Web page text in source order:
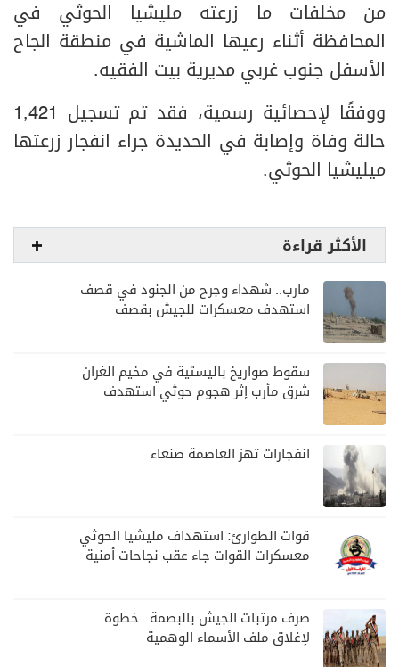
من مخلفات ما زرعته مليشيا الحوثي في
المحافظة أثناء رعيها الماشية في منطقة الجاح
الأسفل جنوب غربي مديرية بيت الفقيه.
ووفقًا لإحصائية رسمية، فقد تم تسجيل 1,421
حالة وفاة وإصابة في الحديدة جراء انفجار زرعتها
ميليشيا الحوثي.
الأكثر قراءة
مارب.. شهداء وجرح من الجنود في قصف
استهدف معسكرات للجيش بقصف
سقوط صواريخ باليستية في مخيم الغران
شرق مأرب إثر هجوم حوثي استهدف
انفجارات تهز العاصمة صنعاء
قوات الطوارئ: استهداف مليشيا الحوثي
معسكرات القوات جاء عقب نجاحات أمنية
صرف مرتبات الجيش بالبصمة.. خطوة
لإغلاق ملف الأسماء الوهمية